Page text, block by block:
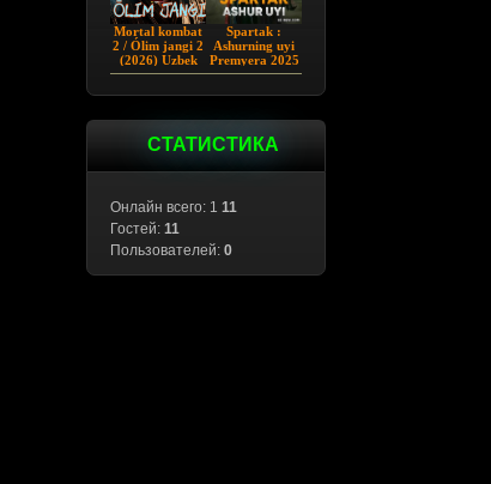
Mortal kombat
2 / Ólim jangi 2
(2026) Uzbek
tilida
Spartak :
Ashurning uyi
Premyera 2025
Barcha qismlar
СТАТИСТИКА
Онлайн всего: 1 11
Гостей: 11
Пользователей: 0